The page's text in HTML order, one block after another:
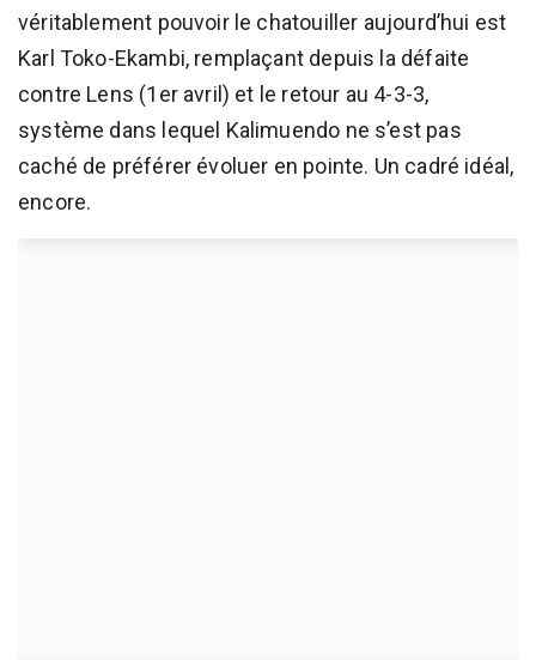
véritablement pouvoir le chatouiller aujourd’hui est
Karl Toko-Ekambi, remplaçant depuis la défaite
contre Lens (1er avril) et le retour au 4-3-3,
système dans lequel Kalimuendo ne s’est pas
caché de préférer évoluer en pointe. Un cadré idéal,
encore.